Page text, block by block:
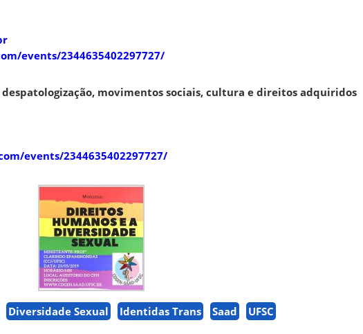
events/2344635402297727/
despatologização, movimentos sociais, cultura e direitos adquiridos
events/2344635402297727/
Diversidade Sexual Identidas Trans Saad UFSC